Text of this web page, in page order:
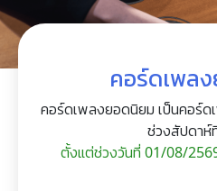
คอร์ดเพล
คอร์ดเพลงยอดนิยม เป็นคอร์ด
ช่วงสัปดาห์
ตั้งแต่ช่วงวันที่ 01/08/